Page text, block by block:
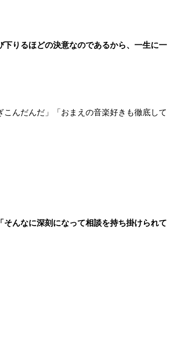
りるほどの決意なのであるから、一生に一
こんだんだ」「おまえの音楽好きも徹底して
んなに深刻になって相談を持ち掛けられて